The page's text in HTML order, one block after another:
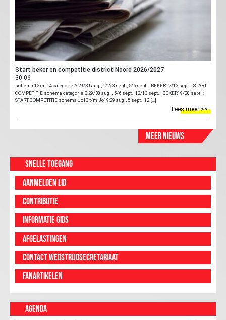
Start beker en competitie district Noord 2026/2027
30-06
schema 12 en 14 categorie A:29/30 aug., 1/2/3 sept., 5/6 sept. : BEKER12/13 sept. : START
COMPETITIE schema categorie B:29/30 aug. , 5/6 sept., 12/13 sept. : BEKER19/20 sept. :
START COMPETITIE schema Jo13 t/m Jo19:29 aug., 5 sept., 12 […]
Lees meer >>
Meer nieuws
Snelle toegang
Aanmelden lid
Contributie
Informatie gids
Afgelastingen
Contact wedstrijdsecretariaat
Fanartikelen
Agenda